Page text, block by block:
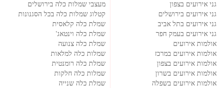
גני אירועים בצפון
גני אירועים בירושלים
גני אירועים בתל אביב
גני אירועים בעמק חפר
אולמות אירועים
אולמות אירועים במרכז
אולמות אירועים בצפון
אולמות אירועים בשרון
אולמות אירועים בשפלה
מעצבי שמלות כלה בירושלים
קטלוג שמלות כלה בכל הסגנונות
שמלת כלה קלאסית
שמלת כלה וינטאג'
שמלת כלה צנועה
שמלות כלה למלאות
שמלת כלה רומנטית
שמלות כלה חלקות
שמלת כלה שנייה